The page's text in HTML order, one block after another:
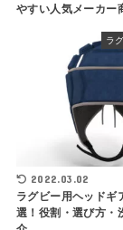
やすい人気メーカー
ラ
2022.03.02
ラグビー用ヘッドギ
選！役割・選び方・